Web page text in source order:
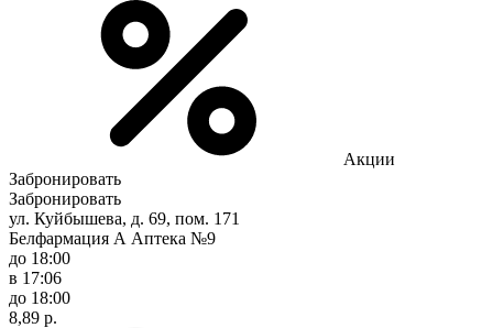
Акции
Забронировать
Забронировать
ул. Куйбышева, д. 69, пом. 171
Белфармация А Аптека №9
до 18:00
в 17:06
до 18:00
8,89 р.